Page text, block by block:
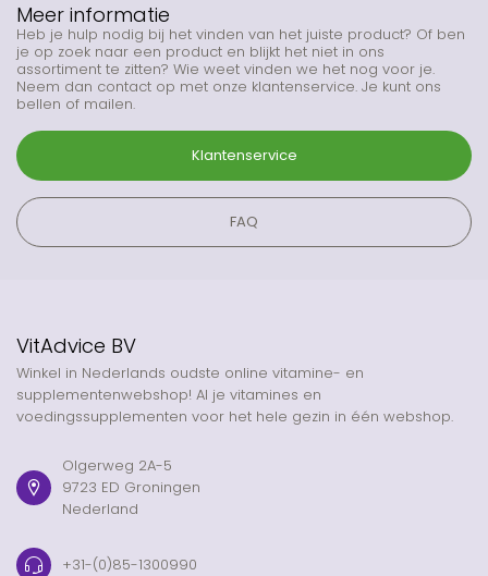
Meer informatie
Heb je hulp nodig bij het vinden van het juiste product? Of ben
je op zoek naar een product en blijkt het niet in ons
assortiment te zitten? Wie weet vinden we het nog voor je.
Neem dan contact op met onze klantenservice. Je kunt ons
bellen of mailen.
Klantenservice
FAQ
VitAdvice BV
Winkel in Nederlands oudste online vitamine- en
supplementenwebshop! Al je vitamines en
voedingssupplementen voor het hele gezin in één webshop.
Olgerweg 2A-5
9723 ED Groningen
Nederland
+31-(0)85-1300990